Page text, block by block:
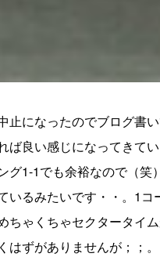
止になったのでブログ書
ば良い感じになってきて
グ1-1でも余裕なので（
いるみたいです・・。1
ちゃくちゃセクタータイ
はずがありませんが；；